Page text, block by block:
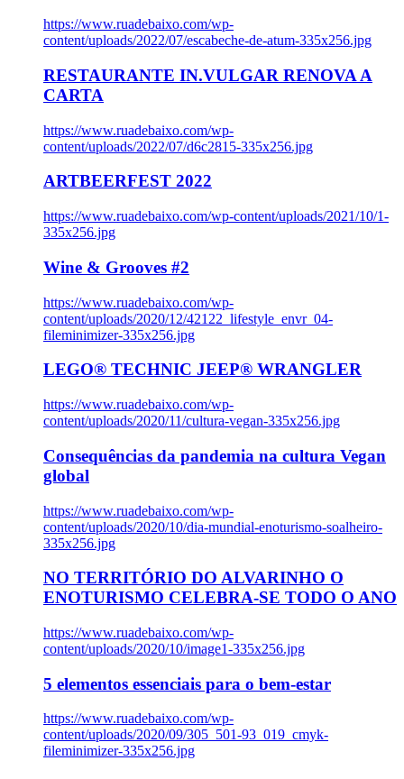
https://www.ruadebaixo.com/wp-
content/uploads/2022/07/escabeche-de-atum-335x256.jpg
RESTAURANTE IN.VULGAR RENOVA A
CARTA
https://www.ruadebaixo.com/wp-
content/uploads/2022/07/d6c2815-335x256.jpg
ARTBEERFEST 2022
https://www.ruadebaixo.com/wp-content/uploads/2021/10/1-
335x256.jpg
Wine & Grooves #2
https://www.ruadebaixo.com/wp-
content/uploads/2020/12/42122_lifestyle_envr_04-
fileminimizer-335x256.jpg
LEGO® TECHNIC JEEP® WRANGLER
https://www.ruadebaixo.com/wp-
content/uploads/2020/11/cultura-vegan-335x256.jpg
Consequências da pandemia na cultura Vegan
global
https://www.ruadebaixo.com/wp-
content/uploads/2020/10/dia-mundial-enoturismo-soalheiro-
335x256.jpg
NO TERRITÓRIO DO ALVARINHO O
ENOTURISMO CELEBRA-SE TODO O ANO
https://www.ruadebaixo.com/wp-
content/uploads/2020/10/image1-335x256.jpg
5 elementos essenciais para o bem-estar
https://www.ruadebaixo.com/wp-
content/uploads/2020/09/305_501-93_019_cmyk-
fileminimizer-335x256.jpg